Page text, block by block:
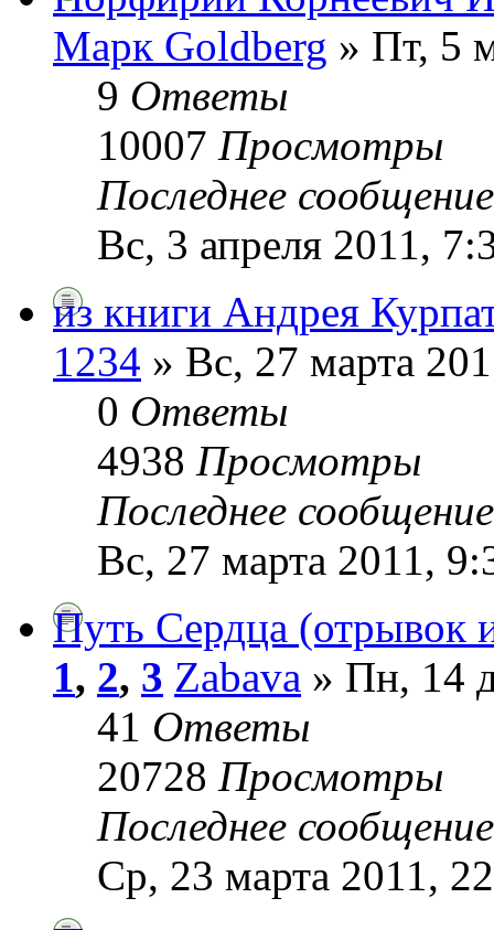
Марк Goldberg » Пт, 5
9 Ответы
10007 Просмотры
Последнее
Вс, 3 апреля 2011,
из книги Андрея
1234 » Вс, 27 марта
0 Ответы
4938 Просмотры
Последнее
Вс, 27 марта 2011,
Путь Сердца (отрывок
1, 2, 3 Zabava » Пн, 14
41 Ответы
20728 Просмотры
Последнее
Ср, 23 марта 2011,